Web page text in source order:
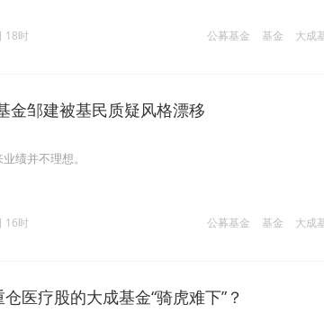
公募基金 基金 大成
18时
金邹建被基民质疑风格漂移
绩并不理想。
公募基金 基金 大成
16时
医疗股的大成基金“骑虎难下”？